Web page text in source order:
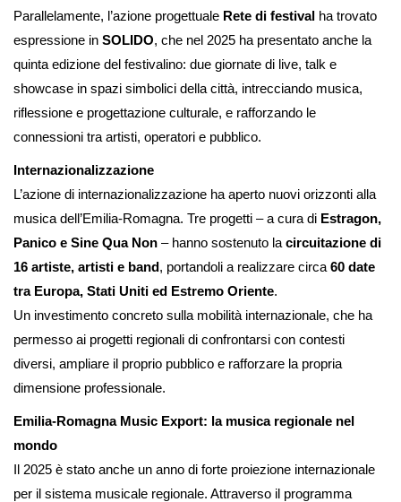
Parallelamente, l’azione progettuale Rete di festival ha trovato
espressione in SOLIDO, che nel 2025 ha presentato anche la
quinta edizione del festivalino: due giornate di live, talk e
showcase in spazi simbolici della città, intrecciando musica,
riflessione e progettazione culturale, e rafforzando le
connessioni tra artisti, operatori e pubblico.
Internazionalizzazione
L’azione di internazionalizzazione ha aperto nuovi orizzonti alla
musica dell’Emilia-Romagna. Tre progetti – a cura di Estragon,
Panico e Sine Qua Non – hanno sostenuto la circuitazione di
16 artiste, artisti e band, portandoli a realizzare circa 60 date
tra Europa, Stati Uniti ed Estremo Oriente.
Un investimento concreto sulla mobilità internazionale, che ha
permesso ai progetti regionali di confrontarsi con contesti
diversi, ampliare il proprio pubblico e rafforzare la propria
dimensione professionale.
Emilia-Romagna Music Export: la musica regionale nel
mondo
Il 2025 è stato anche un anno di forte proiezione internazionale
per il sistema musicale regionale. Attraverso il programma